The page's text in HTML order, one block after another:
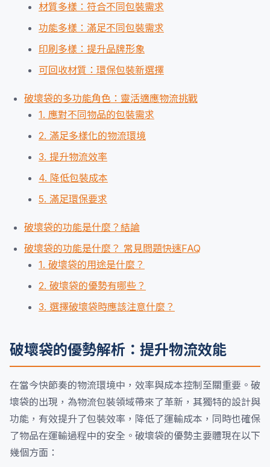
材質多樣：符合不同包裝需求
功能多樣：滿足不同包裝需求
印刷多樣：提升品牌形象
可回收材質：環保包裝新選擇
破壞袋的多功能角色：靈活適應物流挑戰
1. 應對不同物品的包裝需求
2. 滿足多樣化的物流環境
3. 提升物流效率
4. 降低包裝成本
5. 滿足環保要求
破壞袋的功能是什麼？結論
破壞袋的功能是什麼？ 常見問題快速FAQ
1. 破壞袋的用途是什麼？
2. 破壞袋的優勢有哪些？
3. 選擇破壞袋時應該注意什麼？
破壞袋的優勢解析：提升物流效能
在當今快節奏的物流環境中，效率與成本控制至關重要。破
壞袋的出現，為物流包裝領域帶來了革新，其獨特的設計與
功能，有效提升了包裝效率，降低了運輸成本，同時也確保
了物品在運輸過程中的安全。破壞袋的優勢主要體現在以下
幾個方面：